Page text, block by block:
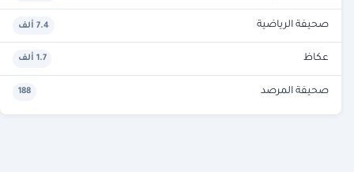
صحيفة الرياضية 7.4 ألف
عكاظ 1.7 ألف
صحيفة المرصد 188